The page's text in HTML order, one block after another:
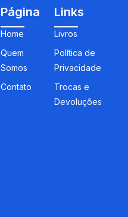
Página
Home
Quem
Somos
Contato
Links
Livros
Política de
Privacidade
Trocas e
Devoluções